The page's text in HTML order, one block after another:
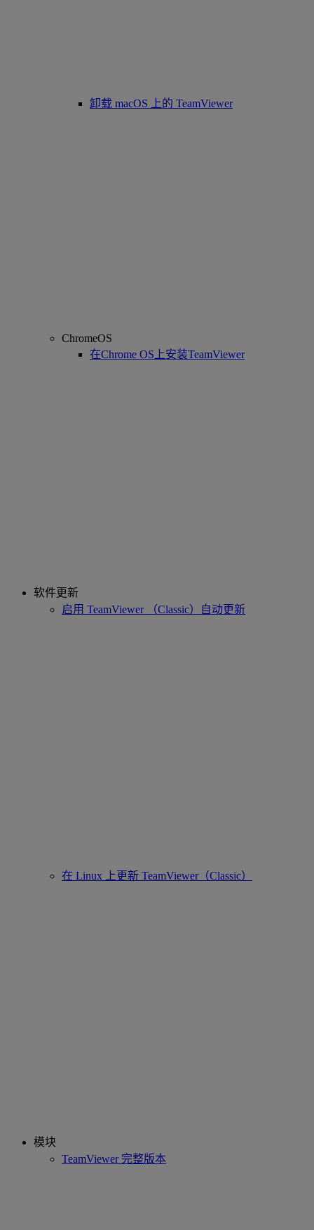
卸载 macOS 上的 TeamViewer
ChromeOS
在Chrome OS上安装TeamViewer
软件更新
启用 TeamViewer （Classic）自动更新
在 Linux 上更新 TeamViewer（Classic）
模块
TeamViewer 完整版本